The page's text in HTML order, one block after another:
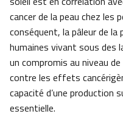
cancer de la peau chez les
conséquent, la pâleur de la
humaines vivant sous
un compromis au niveau
contre les effets
capacité d’une production
essentielle.